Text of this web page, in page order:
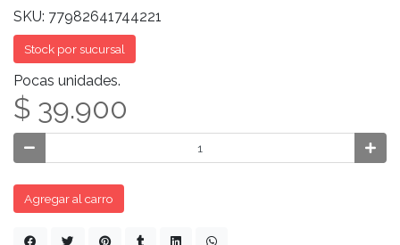
SKU: 77982641744221
Stock por sucursal
Pocas unidades.
$ 39.900
Agregar al carro